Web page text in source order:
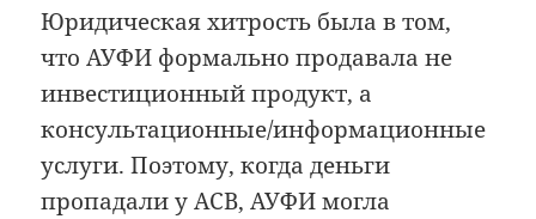
Юридическая хитрость была в том,
что АУФИ формально продавала не
инвестиционный продукт, а
консультационные/информационные
услуги. Поэтому, когда деньги
пропадали у ACB, АУФИ могла